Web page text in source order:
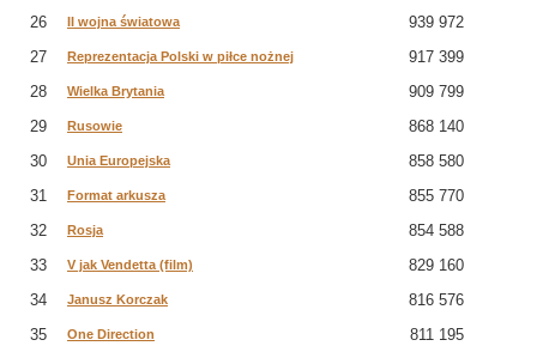
26
II wojna światowa
939 972
27
Reprezentacja Polski w piłce nożnej
917 399
28
Wielka Brytania
909 799
29
Rusowie
868 140
30
Unia Europejska
858 580
31
Format arkusza
855 770
32
Rosja
854 588
33
V jak Vendetta (film)
829 160
34
Janusz Korczak
816 576
35
One Direction
811 195